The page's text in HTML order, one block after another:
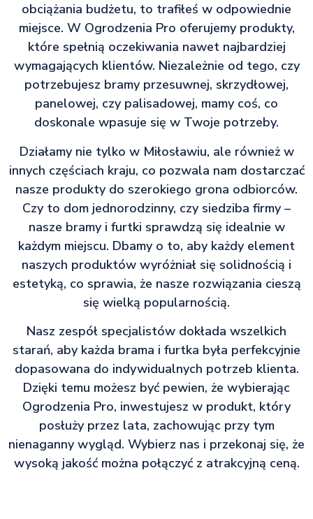
obciążania budżetu, to trafiłeś w odpowiednie
miejsce. W Ogrodzenia Pro oferujemy produkty,
które spełnią oczekiwania nawet najbardziej
wymagających klientów. Niezależnie od tego, czy
potrzebujesz bramy przesuwnej, skrzydłowej,
panelowej, czy palisadowej, mamy coś, co
doskonale wpasuje się w Twoje potrzeby.
Działamy nie tylko w Miłosławiu, ale również w
innych częściach kraju, co pozwala nam dostarczać
nasze produkty do szerokiego grona odbiorców.
Czy to dom jednorodzinny, czy siedziba firmy –
nasze bramy i furtki sprawdzą się idealnie w
każdym miejscu. Dbamy o to, aby każdy element
naszych produktów wyróżniał się solidnością i
estetyką, co sprawia, że nasze rozwiązania cieszą
się wielką popularnością.
Nasz zespół specjalistów dokłada wszelkich
starań, aby każda brama i furtka była perfekcyjnie
dopasowana do indywidualnych potrzeb klienta.
Dzięki temu możesz być pewien, że wybierając
Ogrodzenia Pro, inwestujesz w produkt, który
posłuży przez lata, zachowując przy tym
nienaganny wygląd. Wybierz nas i przekonaj się, że
wysoką jakość można połączyć z atrakcyjną ceną.